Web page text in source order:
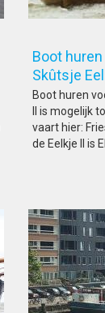
Boot
Skûtsje
Boot huren
II is mogelijk
vaart hier:
de Eelkje II is